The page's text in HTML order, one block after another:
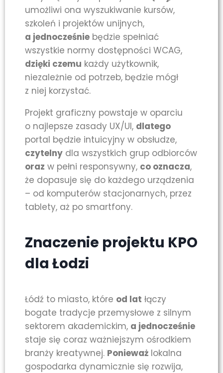
umożliwi ona wyszukiwanie kursów,
szkoleń i projektów unijnych,
a jednocześnie będzie spełniać
wszystkie normy dostępności WCAG,
dzięki czemu każdy użytkownik,
niezależnie od potrzeb, będzie mógł
z niej korzystać.
Projekt graficzny powstaje w oparciu
o najlepsze zasady UX/UI, dlatego
portal będzie intuicyjny w obsłudze,
czytelny dla wszystkich grup odbiorców
oraz w pełni responsywny, co oznacza,
że dopasuje się do każdego urządzenia
– od komputerów stacjonarnych, przez
tablety, aż po smartfony.
Znaczenie projektu KPO
dla Łodzi
Łódź to miasto, które od lat łączy
bogate tradycje przemysłowe z silnym
sektorem akademickim, a jednocześnie
staje się coraz ważniejszym ośrodkiem
branży kreatywnej. Ponieważ lokalna
gospodarka dynamicznie się rozwija,